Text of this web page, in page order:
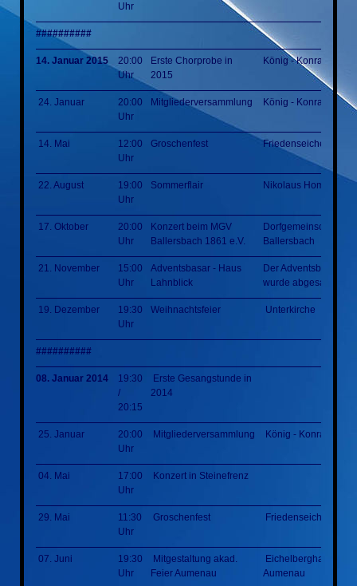
Uhr
##########
14. Januar 2015
20:00
Uhr
Erste Chorprobe in
2015
König - Konrad -
24. Januar
20:00
Uhr
Mitgliederversammlung König - Konrad -
14. Mai
12:00
Uhr
Groschenfest Friedenseiche
22. August
19:00
Uhr
Sommerflair Nikolaus Homm Park
17. Oktober
20:00
Uhr
Konzert beim MGV
Ballersbach 1861 e.V.
Ballersbach
21. November
15:00
Uhr
Adventsbasar - Haus
Lahnblick
Der Adventsbasar
wurde abgesagt
19. Dezember
19:30
Uhr
Weihnachtsfeier Unterkirche
##########
08. Januar 2014
19:30
/
20:15
Erste Gesangstunde in
2014
25. Januar
20:00
Uhr
Mitgliederversammlung König - Konrad -
04. Mai
17:00
Uhr
Konzert in Steinefrenz
29. Mai
11:30
Uhr
Groschenfest Friedenseiche
07. Juni
19:30
Uhr
Mitgestaltung akad.
Feier Aumenau
Eichelberghalle
Aumenau